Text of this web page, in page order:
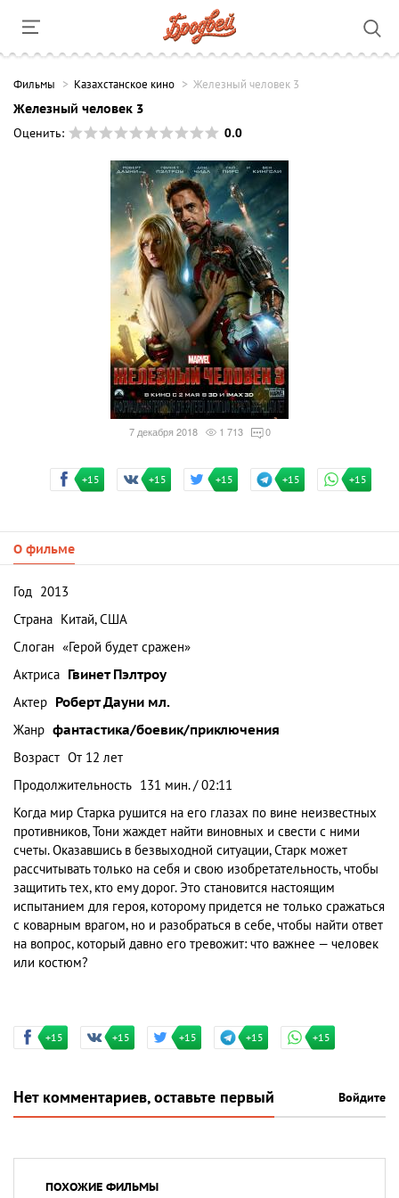
Фильмы Казахстанское кино Железный человек 3
Железный человек 3
Оценить:
0.0
7 декабря 2018 1 713 0
+15 +15 +15 +15 +15
О фильме
Год 2013
Страна Китай, США
Слоган «Герой будет сражен»
Актриса Гвинет Пэлтроу
Актер Роберт Дауни мл.
Жанр фантастика/боевик/приключения
Возраст От 12 лет
Продолжительность 131 мин. / 02:11
Когда мир Старка рушится на его глазах по вине неизвестных
противников, Тони жаждет найти виновных и свести с ними
счеты. Оказавшись в безвыходной ситуации, Старк может
рассчитывать только на себя и свою изобретательность, чтобы
защитить тех, кто ему дорог. Это становится настоящим
испытанием для героя, которому придется не только сражаться
с коварным врагом, но и разобраться в себе, чтобы найти ответ
на вопрос, который давно его тревожит: что важнее — человек
или костюм?
+15 +15 +15 +15 +15
Нет комментариев, оставьте первый Войдите
ПОХОЖИЕ ФИЛЬМЫ